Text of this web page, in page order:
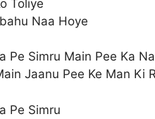
Toliye
Naa Hoye
Pe Simru Main Pee Ka
Jaanu Pee Ke Man Ki
Pe Simru